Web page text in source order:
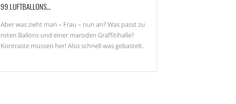
99 LUFTBALLONS…
Aber was zieht man – Frau – nun an? Was passt zu
roten Ballons und einer maroden Graffitihalle?
Kontraste müssen her! Also schnell was gebastelt.